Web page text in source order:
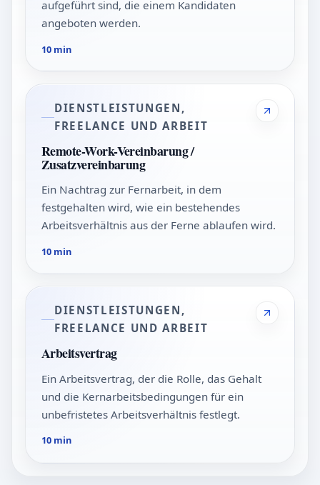
aufgeführt sind, die einem Kandidaten
angeboten werden.
10 min
DIENSTLEISTUNGEN,
FREELANCE UND ARBEIT
Remote-Work-Vereinbarung /
Zusatzvereinbarung
Ein Nachtrag zur Fernarbeit, in dem
festgehalten wird, wie ein bestehendes
Arbeitsverhältnis aus der Ferne ablaufen wird.
10 min
DIENSTLEISTUNGEN,
FREELANCE UND ARBEIT
Arbeitsvertrag
Ein Arbeitsvertrag, der die Rolle, das Gehalt
und die Kernarbeitsbedingungen für ein
unbefristetes Arbeitsverhältnis festlegt.
10 min